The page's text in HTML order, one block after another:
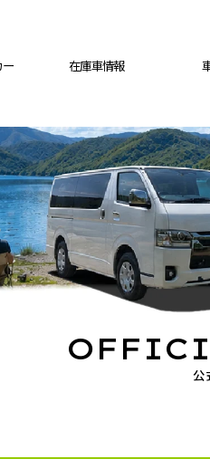
在庫車情報
公